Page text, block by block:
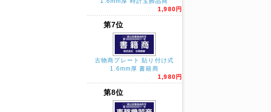
1,980円
第7位
古物商プレート 貼り付け式
1.6mm厚 書籍商
1,980円
第8位